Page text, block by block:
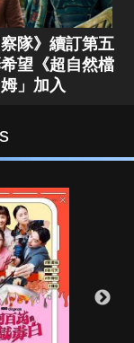
察隊》續訂第五
望《超自然檔
」加入